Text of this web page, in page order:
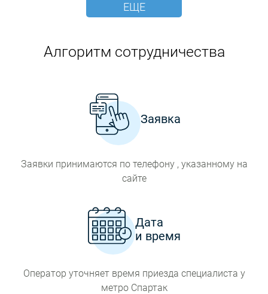
ЕЩЕ
Алгоритм сотрудничества
Заявка
Заявки принимаются по телефону , указанному на
сайте
Дата
и время
Оператор уточняет время приезда специалиста у
метро Спартак